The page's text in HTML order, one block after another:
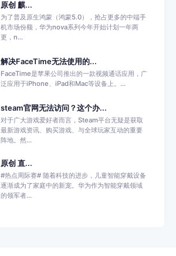
原创 麒...
为了普及原生鸿蒙（鸿蒙5.0），抢占更多的中端手
机市场份额，华为nova系列今年开始计划一年两
更，n...
解决FaceTime无法使用的...
FaceTime是苹果公司推出的一款视频通话应用，广
泛应用于iPhone、iPad和Mac等设备上。...
steam官网无法访问？这个办...
对于广大游戏爱好者而言，Steam平台无疑是获取
最新游戏资讯、购买游戏、与全球玩家互动的重要
阵地。然...
原创 直...
#热点周际赛# 随着科技的进步，儿童智能穿戴设备
逐渐成为了家庭中的新宠。华为作为智能穿戴领域
的领军者...